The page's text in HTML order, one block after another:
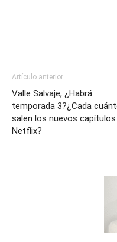
Artículo anterior
Valle Salvaje, ¿Habrá
temporada 3?¿Cada
salen los nuevos capítulos
Netflix?